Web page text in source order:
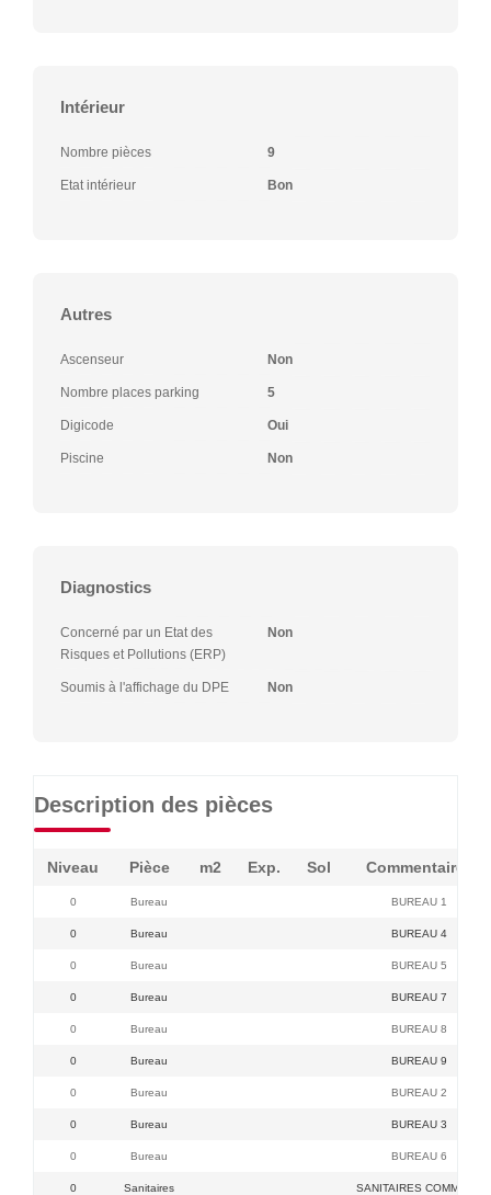
Intérieur
Nombre pièces 9
Etat intérieur Bon
Autres
Ascenseur Non
Nombre places parking 5
Digicode Oui
Piscine Non
Diagnostics
Concerné par un Etat des
Risques et Pollutions (ERP)
Non
Soumis à l'affichage du DPE Non
Description des pièces
Niveau Pièce m2 Exp. Sol Commentaires
0 Bureau BUREAU 1
0 Bureau BUREAU 4
0 Bureau BUREAU 5
0 Bureau BUREAU 7
0 Bureau BUREAU 8
0 Bureau BUREAU 9
0 Bureau BUREAU 2
0 Bureau BUREAU 3
0 Bureau BUREAU 6
0 Sanitaires SANITAIRES COMMUNS